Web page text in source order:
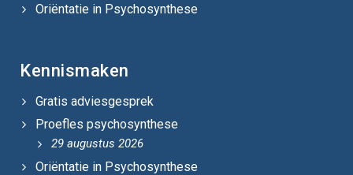
Oriëntatie in Psychosynthese
Kennismaken
Gratis adviesgesprek
Proefles psychosynthese
29 augustus 2026
Oriëntatie in Psychosynthese